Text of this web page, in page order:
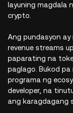
layuning magdala
crypto.
Ang pundasyon
revenue streams
paparating na
paglago. Bukod
programa ng
developer, na
ang karagdagang